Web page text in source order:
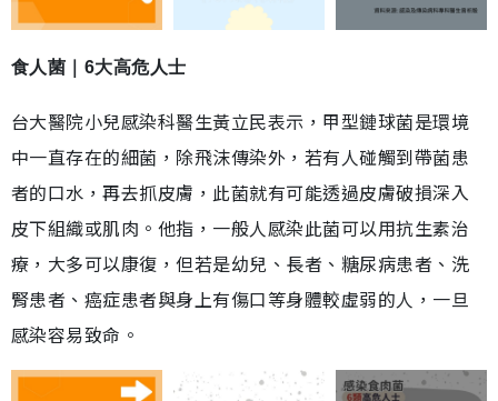
食人菌｜6大高危人士
台大醫院小兒感染科醫生黃立民表示，甲型鏈球菌是環境
中一直存在的細菌，除飛沫傳染外，若有人碰觸到帶菌患
者的口水，再去抓皮膚，此菌就有可能透過皮膚破損深入
皮下組織或肌肉。他指，一般人感染此菌可以用抗生素治
療，大多可以康復，但若是幼兒、長者、糖尿病患者、洗
腎患者、癌症患者與身上有傷口等身體較虛弱的人，一旦
感染容易致命。